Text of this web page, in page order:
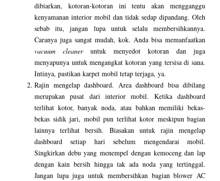
dibiarkan, kotoran-kotoran ini tentu akan mengganggu
kenyamanan interior mobil dan tidak sedap dipandang. Oleh
sebab itu, jangan lupa untuk selalu membersihkannya.
Caranya juga sangat mudah, kok. Anda bisa memanfaatkan
vacuum cleaner untuk menyedot kotoran dan juga
menyapunya untuk mengangkat kotoran yang tersisa di sana.
Intinya, pastikan karpet mobil tetap terjaga, ya.
Rajin mengelap dashboard. Area dashboard bisa dibilang
merupakan pusat dari interior mobil. Ketika dashboard
terlihat kotor, banyak noda, atau bahkan memiliki bekas-
bekas sidik jari, mobil pun terlihat kotor meskipun bagian
lainnya terlihat bersih. Biasakan untuk rajin mengelap
dashboard setiap hari sebelum mengendarai mobil.
Singkirkan debu yang menempel dengan kemoceng dan lap
dengan kain bersih hingga tak ada noda yang tertinggal.
Jangan lupa juga untuk membersihkan bagian blower AC